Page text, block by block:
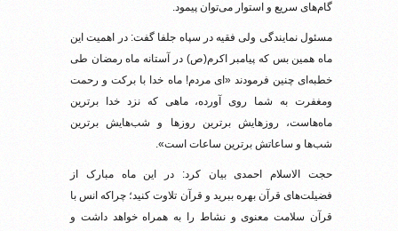
گام‌های سریع و استوار می‌توان پیمود.
مسئول نمایندگی ولی فقیه در سپاه جلفا گفت: در اهمیت این
ماه همین بس که پیامبر اکرم(ص) در آستانه ماه رمضان طی
خطبه‌ای چنین فرمودند «ای مردم! ماه خدا با برکت و رحمت
ومغفرت به شما روی آورده، ماهی که نزد خدا برترین
ماه‌هاست، روزهایش برترین روزها و شب‌هایش برترین
شب‌ها و ساعاتش برترین ساعات است».
حجت الاسلام احمدی بیان کرد: در این ماه مبارک از
فضیلت‌های قرآن بهره ببرید و قرآن تلاوت کنید؛ چراکه انس با
قرآن سلامت معنوی و نشاط را به همراه خواهد داشت و